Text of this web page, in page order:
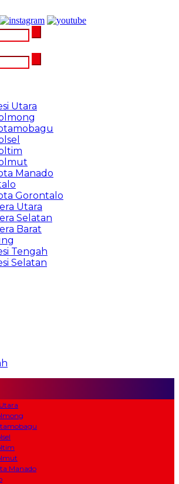
Utara
Manado
Gorontalo
Utara
Selatan
Barat
Tengah
Selatan
Manado